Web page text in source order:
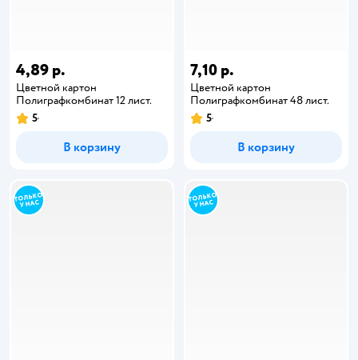
4,89 р.
Цветной картон
Полиграфкомбинат 12 лист.
5
В корзину
7,10 р.
Цветной картон
Полиграфкомбинат 48 лист.
5
В корзину